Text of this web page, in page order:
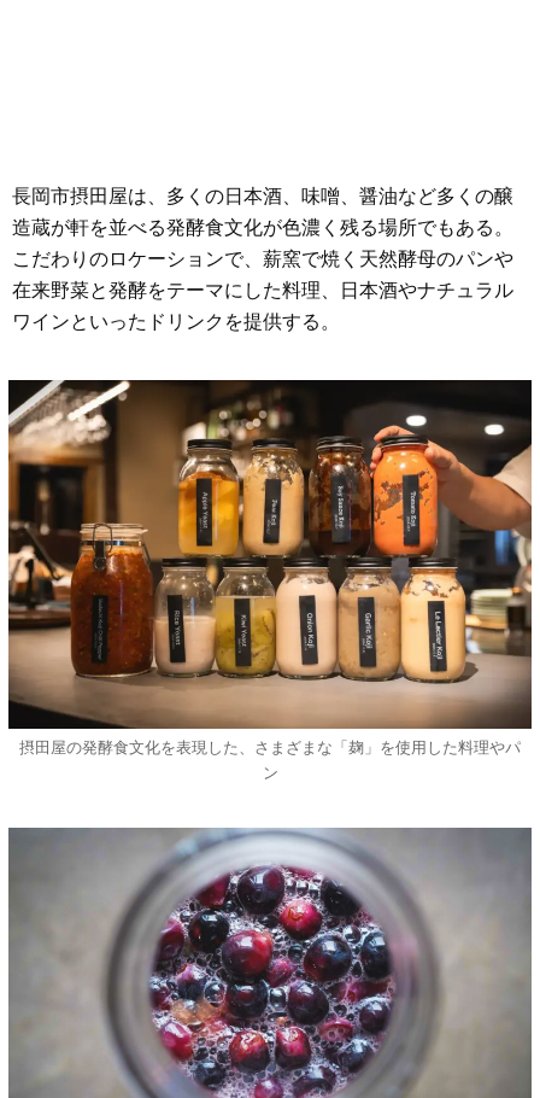
長岡市摂田屋は、多くの日本酒、味噌、醤油など多くの醸
造蔵が軒を並べる発酵食文化が色濃く残る場所でもある。
こだわりのロケーションで、薪窯で焼く天然酵母のパンや
在来野菜と発酵をテーマにした料理、日本酒やナチュラル
ワインといったドリンクを提供する。
摂田屋の発酵食文化を表現した、さまざまな「麹」を使用した料理やパ
ン